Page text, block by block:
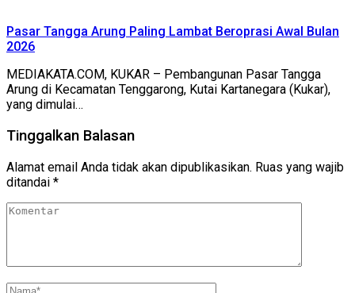
Pasar Tangga Arung Paling Lambat Beroprasi Awal Bulan
2026
MEDIAKATA.COM, KUKAR – Pembangunan Pasar Tangga
Arung di Kecamatan Tenggarong, Kutai Kartanegara (Kukar),
yang dimulai…
Tinggalkan Balasan
Alamat email Anda tidak akan dipublikasikan. Ruas yang wajib
ditandai *